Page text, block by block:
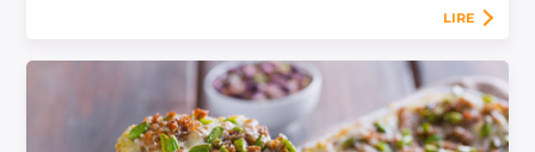
LIRE